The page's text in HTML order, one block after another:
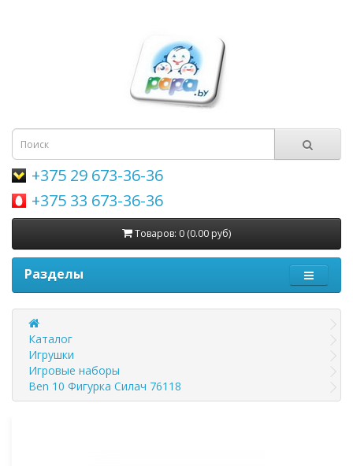
+375 29 673-36-36
+375 33 673-36-36
Товаров: 0 (0.00 руб)
Разделы
Каталог
Игрушки
Игровые наборы
Ben 10 Фигурка Силач 76118